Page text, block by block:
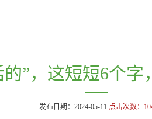
的”，这短短6个
发布日期：2024-05-11 点击次数：